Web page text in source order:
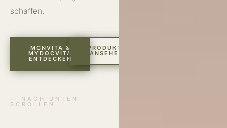
schaffen.
MCNVITA &
MYDOCVITA
ENTDECKEN
PRODUKTE
ANSEHEN
— NACH UNTEN
SCROLLEN